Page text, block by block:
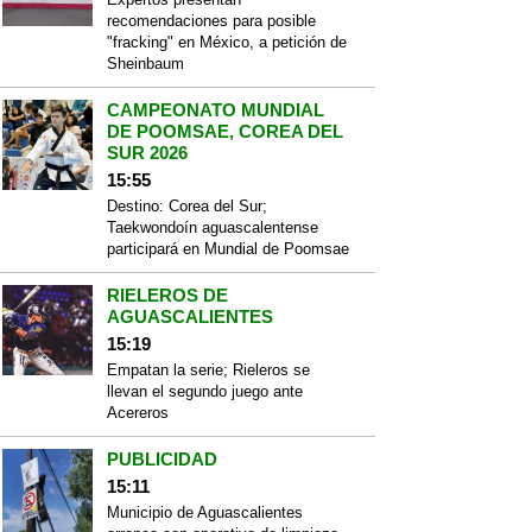
recomendaciones para posible
"fracking" en México, a petición de
Sheinbaum
CAMPEONATO MUNDIAL
DE POOMSAE, COREA DEL
SUR 2026
15:55
Destino: Corea del Sur;
Taekwondoín aguascalentense
participará en Mundial de Poomsae
RIELEROS DE
AGUASCALIENTES
15:19
Empatan la serie; Rieleros se
llevan el segundo juego ante
Acereros
PUBLICIDAD
15:11
Municipio de Aguascalientes